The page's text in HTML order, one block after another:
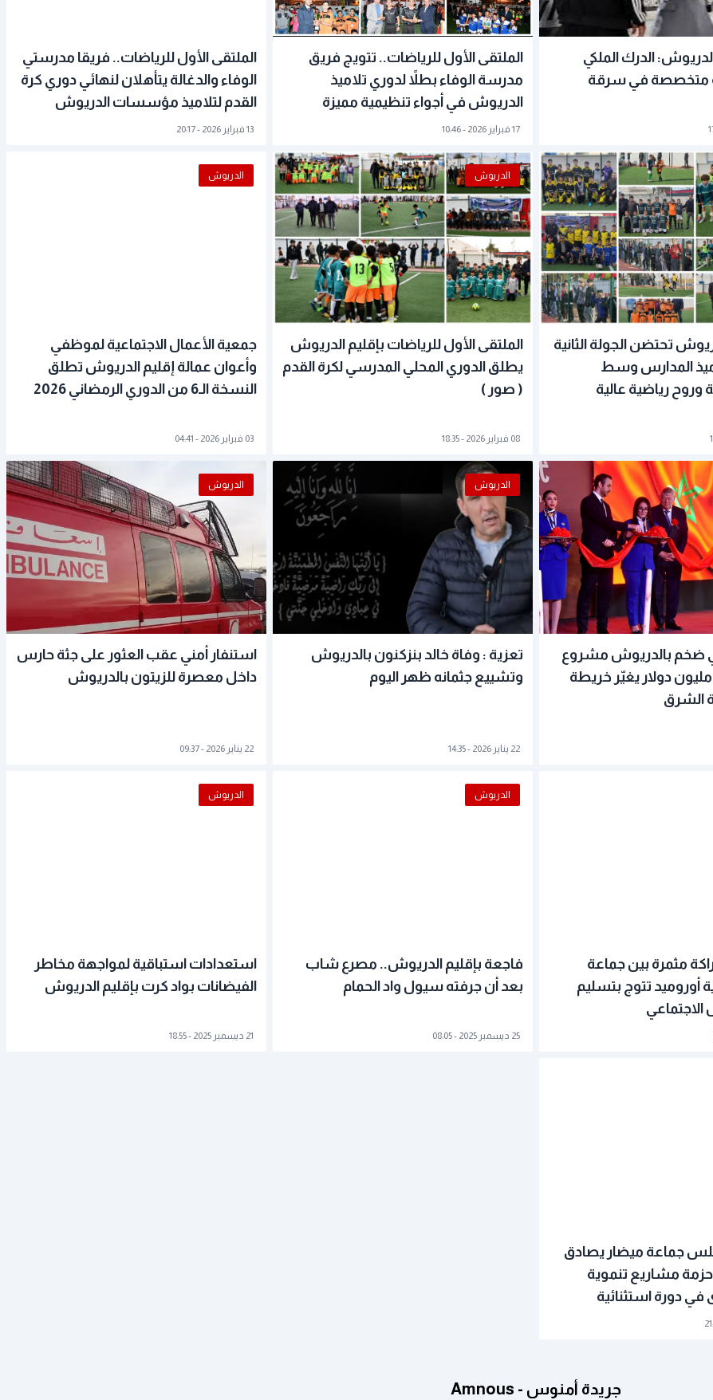
الدرك الملكي
متخصصة في سرقة
الملتقى الأول للرياضات.. تتويج فريق
مدرسة الوفاء بطلاً لدوري تلاميذ
الدريوش في أجواء تنظيمية مميزة
17 فبراير 2026 - 10:46
الملتقى الأول للرياضات.. فريقا مدرستي
الوفاء والدغالة يتأهلان لنهائي دوري كرة
القدم لتلاميذ مؤسسات الدريوش
13 فبراير 2026 - 20:17
تحتضن الجولة الثانية
المدارس وسط
رياضية عالية
الملتقى الأول للرياضات بإقليم الدريوش
يطلق الدوري المحلي المدرسي لكرة القدم
( صور )
الدريوش
08 فبراير 2026 - 18:35
جمعية الأعمال الاجتماعية لموظفي
وأعوان عمالة إقليم الدريوش تطلق
النسخة الـ6 من الدوري الرمضاني 2026
الدريوش
03 فبراير 2026 - 04:41
ضخم بالدريوش مشروع
صناعي بـ675 مليون دولار يغيّر خريطة
الشرق
تعزية : وفاة خالد بنزكنون بالدريوش
وتشييع جثمانه ظهر اليوم
الدريوش
22 يناير 2026 - 14:35
استنفار أمني عقب العثور على جثة حارس
داخل معصرة للزيتون بالدريوش
الدريوش
22 يناير 2026 - 09:37
مثمرة بين جماعة
أوروميد تتوج بتسليم
الاجتماعي
فاجعة بإقليم الدريوش.. مصرع شاب
بعد أن جرفته سيول واد الحمام
الدريوش
25 ديسمبر 2025 - 08:05
استعدادات استباقية لمواجهة مخاطر
الفيضانات بواد كرت بإقليم الدريوش
الدريوش
21 ديسمبر 2025 - 18:55
جماعة ميضار يصادق
حزمة مشاريع تنموية
في دورة استثنائية
جريدة أمنوس - Amnous